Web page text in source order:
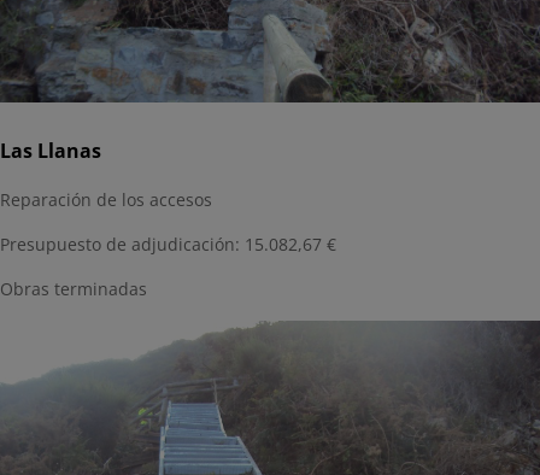
Las Llanas
Reparación de los accesos
Presupuesto de adjudicación: 15.082,67 €
Obras terminadas